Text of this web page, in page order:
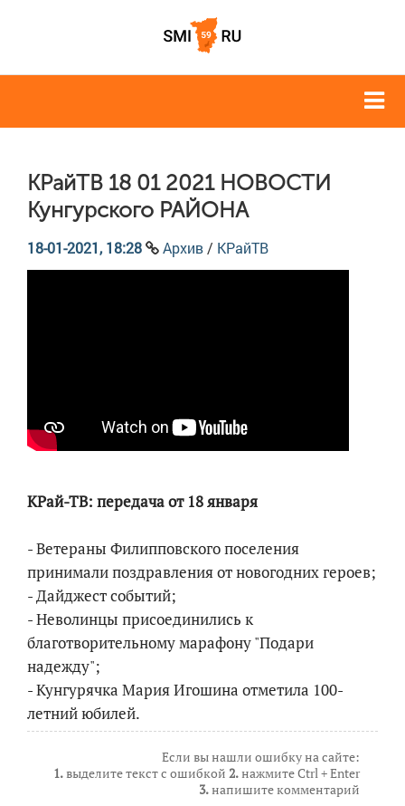
КРайТВ 18 01 2021 НОВОСТИ
Кунгурского РАЙОНА
18-01-2021, 18:28 Архив / КРайТВ
КРай-ТВ: передача от 18 января
- Ветераны Филипповского поселения
принимали поздравления от новогодних героев;
- Дайджест событий;
- Неволинцы присоединились к
благотворительному марафону "Подари
надежду";
- Кунгурячка Мария Игошина отметила 100-
летний юбилей.
Если вы нашли ошибку на сайте:
1.выделите текст с ошибкой 2.нажмите Ctrl + Enter
3.напишите комментарий